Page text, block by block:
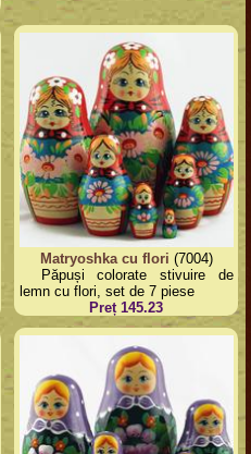
Matryoshka cu flori (7004)
Păpuși colorate stivuire de
lemn cu flori, set de 7 piese
Preț 145.23